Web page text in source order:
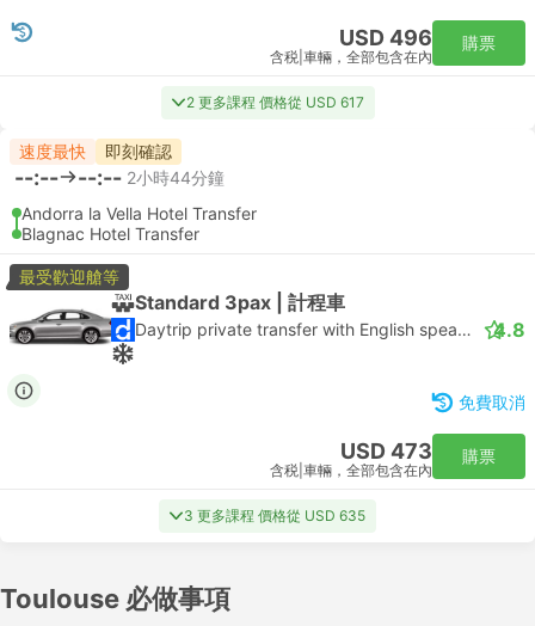
USD 496
含税 車輛，全部包含在內
購票
2 更多課程 價格從 USD 617
速度最快 即刻確認
--:-- --:-- 2小時44分鐘
Andorra la Vella Hotel Transfer
Blagnac Hotel Transfer
最受歡迎艙等
Standard 3pax | 計程車
Daytrip private transfer with English speaking driver 4.8
免費取消
USD 473
含税 車輛，全部包含在內
購票
3 更多課程 價格從 USD 635
Toulouse 必做事項